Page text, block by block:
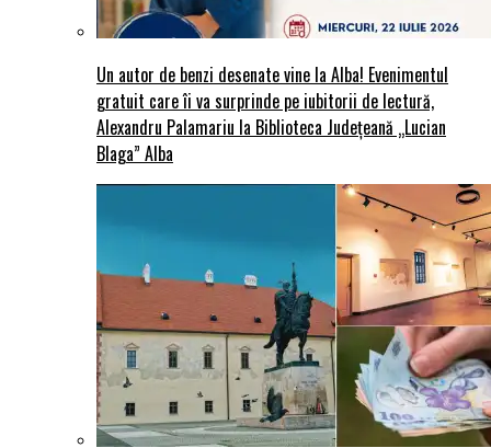
Un autor de benzi desenate vine la Alba! Evenimentul
gratuit care îi va surprinde pe iubitorii de lectură,
Alexandru Palamariu la Biblioteca Județeană „Lucian
Blaga” Alba